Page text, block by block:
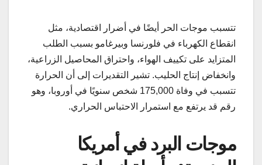
تتسبب موجات الحر أيضًا في أضرار اقتصادية، مثل
انقطاع الكهرباء في فلورنسا وبيرغامو بسبب الطلب
المتزايد على تكييف الهواء، واحتراق المحاصيل الزراعية،
وانخفاض إنتاج الحليب. تشير التقديرات إلى أن الحرارة
تتسبب في وفاة 175,000 شخص سنويًا في أوروبا، وهو
رقم قد يرتفع مع استمرار الاحتباس الحراري.
موجات البرد في أمريكا